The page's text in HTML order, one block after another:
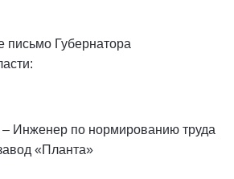
письмо Губернатора
– Инженер по нормированию труда
«Планта»